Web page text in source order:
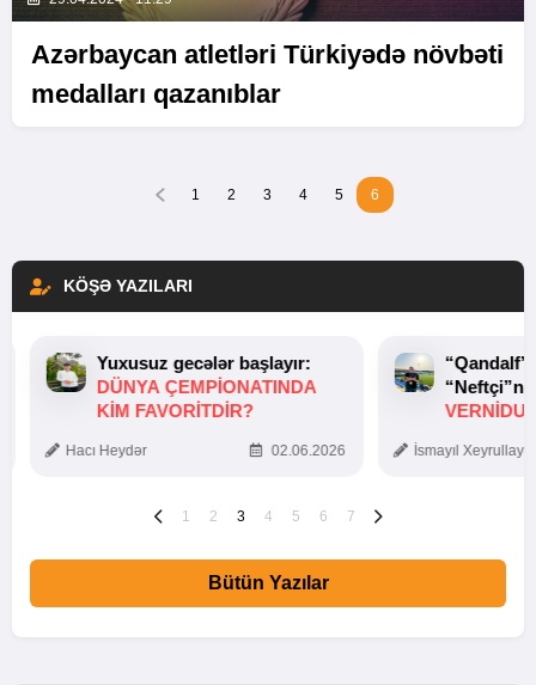
Azərbaycan atletləri Türkiyədə növbəti
medalları qazanıblar
1 2 3 4 5 6
KÖŞƏ YAZILARI
Yuxusuz gecələr başlayır:
DÜNYA ÇEMPIONATINDA
KIM FAVORITDIR?
Hacı Heydər 02.06.2026 İsmayıl
1 2 3 4 5 6 7
Bütün Yazılar